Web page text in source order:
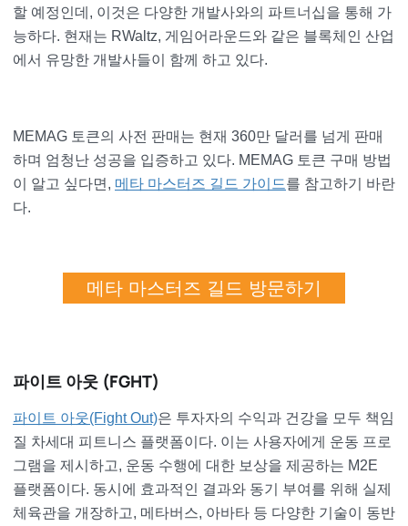
할 예정인데, 이것은 다양한 개발사와의 파트너십을 통해 가
능하다. 현재는 RWaltz, 게임어라운드와 같은 블록체인 산업
에서 유망한 개발사들이 함께 하고 있다.
MEMAG 토큰의 사전 판매는 현재 360만 달러를 넘게 판매
하며 엄청난 성공을 입증하고 있다. MEMAG 토큰 구매 방법
이 알고 싶다면, 메타 마스터즈 길드 가이드를 참고하기 바란
다.
메타 마스터즈 길드 방문하기
파이트 아웃 (FGHT)
파이트 아웃(Fight Out)은 투자자의 수익과 건강을 모두 책임
질 차세대 피트니스 플랫폼이다. 이는 사용자에게 운동 프로
그램을 제시하고, 운동 수행에 대한 보상을 제공하는 M2E
플랫폼이다. 동시에 효과적인 결과와 동기 부여를 위해 실제
체육관을 개장하고, 메타버스, 아바타 등 다양한 기술이 동반